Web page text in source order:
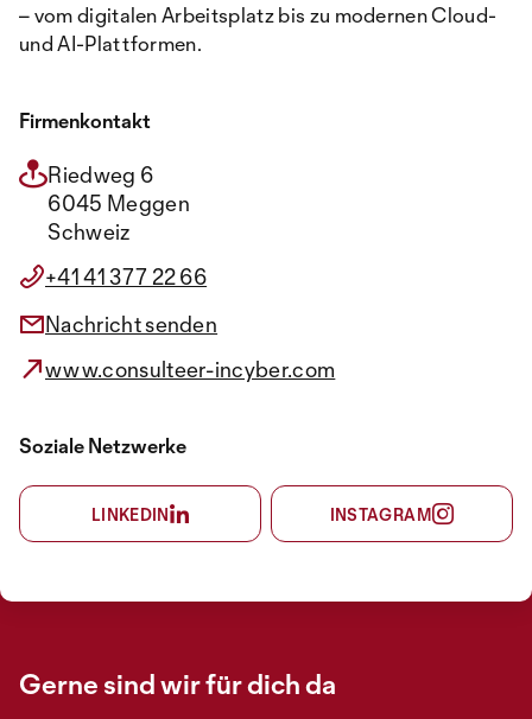
– vom digitalen Arbeitsplatz bis zu modernen Cloud-
und AI-Plattformen.
Firmenkontakt
Riedweg 6
6045 Meggen
Schweiz
+41 41 377 22 66
Nachricht senden
www.consulteer-incyber.com
Soziale Netzwerke
LINKEDIN INSTAGRAM
Gerne sind wir für dich da